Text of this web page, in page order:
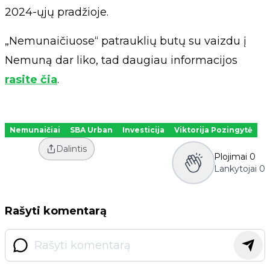
2024-ųjų pradžioje.
„Nemunaičiuose“ patrauklių butų su vaizdu į
Nemuną dar liko, tad daugiau informacijos
rasite čia.
Nemunaičiai SBA Urban Investicija Viktorija Pozingytė
Dalintis
Plojimai 0
Lankytojai 0
Rašyti komentarą